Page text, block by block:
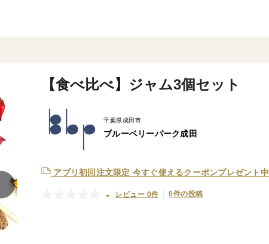
【食べ比べ】ジャム3個セット
千葉県成田市
ブルーベリーパーク成田
アプリ初回注文限定 今すぐ使えるクーポンプレゼント中
- レビュー 0件 0件の投稿